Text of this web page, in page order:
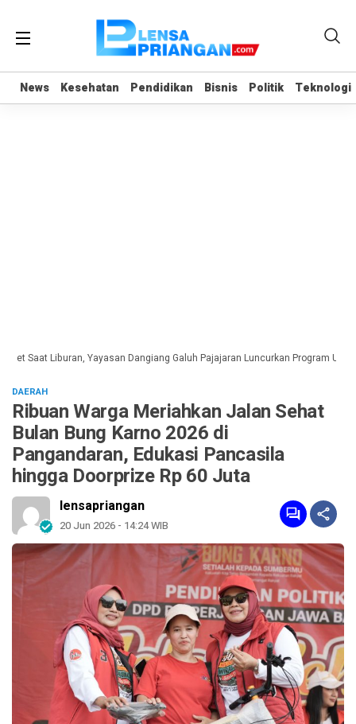
News Kesehatan Pendidikan Bisnis Politik Teknologi
News Kesehatan Pendidikan Bisnis Politik Teknologi
Saat Liburan, Yayasan Dangiang Galuh Pajajaran Luncurkan Program ULAS
DAERAH
Ribuan Warga Meriahkan Jalan Sehat
Bulan Bung Karno 2026 di
Pangandaran, Edukasi Pancasila
hingga Doorprize Rp 60 Juta
lensapriangan
20 Jun 2026 - 14:24 WIB